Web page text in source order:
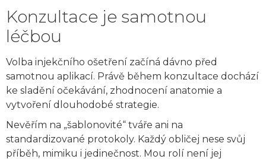
Konzultace je samotnou
léčbou
Volba injekčního ošetření začíná dávno před
samotnou aplikací. Právě během konzultace dochází
ke sladění očekávání, zhodnocení anatomie a
vytvoření dlouhodobé strategie.
Nevěřím na „šablonovité“ tváře ani na
standardizované protokoly. Každý obličej nese svůj
příběh, mimiku i jedinečnost. Mou rolí není jej